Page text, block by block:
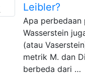
Leibler?
Apa
Wasserstein
(atau
metrik M. dan
berbeda dari …